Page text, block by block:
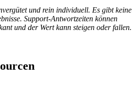
und rein individuell. Es gibt keine
Support-Antwortzeiten können
und der Wert kann steigen oder fallen.